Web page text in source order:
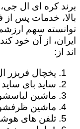
برند کره ای ال
بالا، خدمات پس
توانسته سهم
ایران، از آن خود
اند از:
یخچال فریزر
ساید بای
ماشین
ماشین
تلفن های